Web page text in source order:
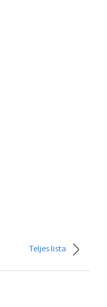
Teljes lista